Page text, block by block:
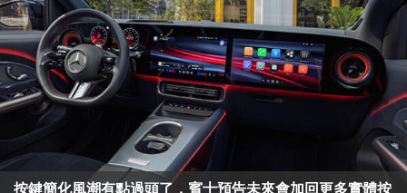
按鍵簡化風潮有點過頭了，賓士預告未來會加回更多實體按